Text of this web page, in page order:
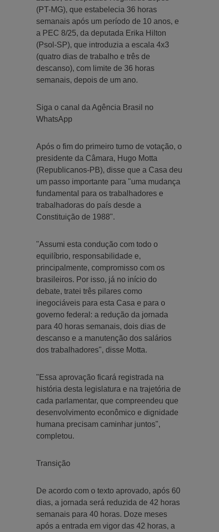
(PT-MG), que estabelecia 36 horas
semanais após um período de 10 anos, e
a PEC 8/25, da deputada Erika Hilton
(Psol-SP), que introduzia a escala 4x3
(quatro dias de trabalho e três de
descanso), com limite de 36 horas
semanais, depois de um ano.
Siga o canal da Agência Brasil no
WhatsApp
Após o fim do primeiro turno de votação, o
presidente da Câmara, Hugo Motta
(Republicanos-PB), disse que a Casa deu
um passo importante para "uma mudança
fundamental para os trabalhadores e
trabalhadoras do país desde a
Constituição de 1988".
"Assumi esta condução com todo o
equilíbrio, responsabilidade e,
principalmente, compromisso com os
brasileiros. Por isso, já no início do
debate, tratei três pilares como
inegociáveis para esta Casa e para o
governo federal: a redução da jornada
para 40 horas semanais, dois dias de
descanso e a manutenção dos salários
dos trabalhadores", disse Motta.
"Essa aprovação ficará registrada na
história desta legislatura e na trajetória de
cada parlamentar, que compreendeu que
desenvolvimento econômico e dignidade
humana precisam caminhar juntos",
completou.
Transição
De acordo com o texto aprovado, após 60
dias, a jornada será reduzida de 42 horas
semanais para 40 horas. Doze meses
após a entrada em vigor das 42 horas, a